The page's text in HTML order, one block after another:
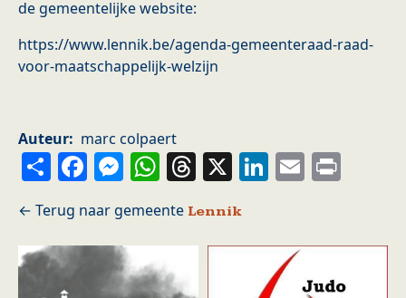
de gemeentelijke website:
https://www.lennik.be/agenda-gemeenteraad-raad-
voor-maatschappelijk-welzijn
Auteur marc colpaert
ShareFacebook
Messenger
WhatsApp
Threads
X LinkedIn
Email
Lennik